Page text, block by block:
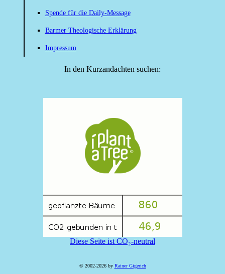
Spende für die Daily-Message
Barmer Theologische Erklärung
Impressum
In den Kurzandachten suchen:
Diese Seite ist CO₂-neutral
© 2002-2026 by Rainer Gigerich